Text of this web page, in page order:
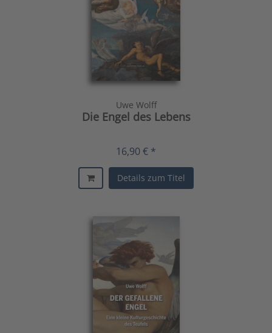
Uwe Wolff
Die Engel des Lebens
16,90 € *
Details zum Titel